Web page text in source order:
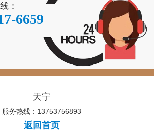
：
6659
天宁
服务热线：13753756893
返回首页